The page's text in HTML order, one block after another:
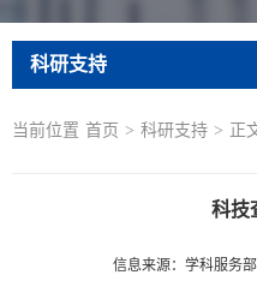
科研支持
当前位置 首页 > 科研支持 > 正
科技
信息来源：学科服务部